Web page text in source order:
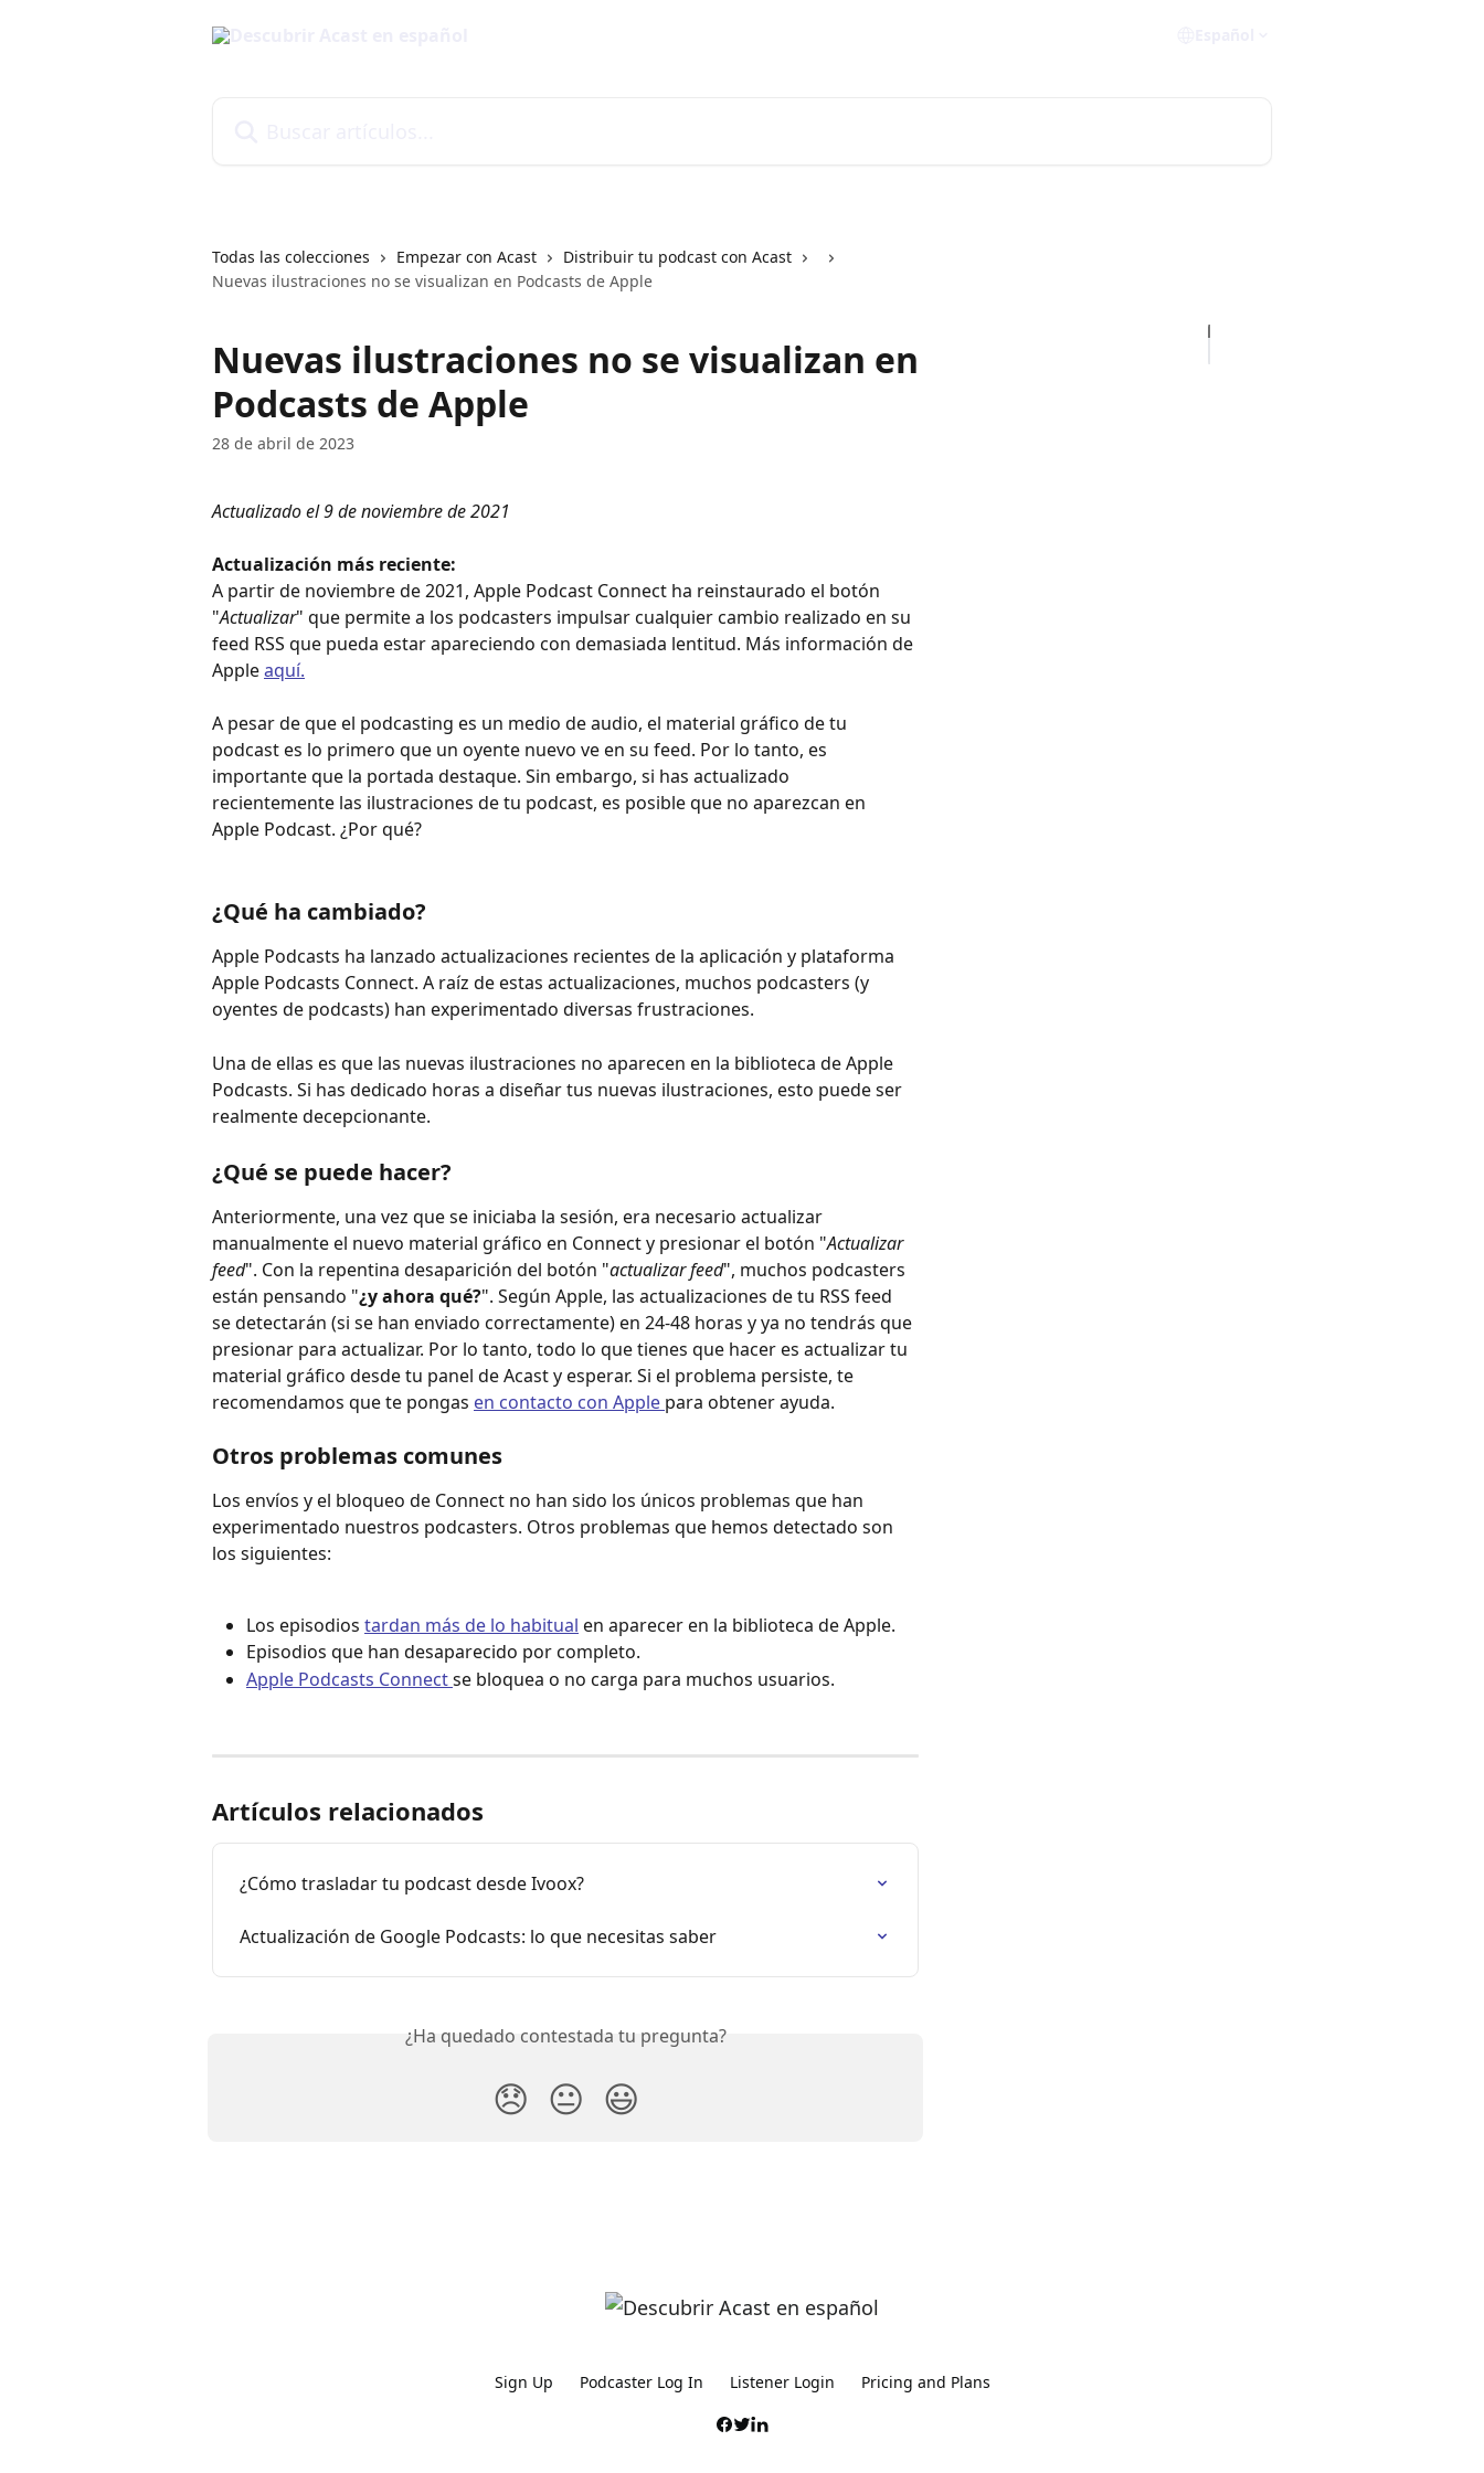
Todas las colecciones Empezar con Acast
Distribuir tu podcast con Acast
Nuevas ilustraciones no se visualizan en Podcasts de Apple
Nuevas ilustraciones no se visualizan en
Podcasts de Apple
28 de abril de 2023
Actualizado el 9 de noviembre de 2021
Actualización más reciente:
A partir de noviembre de 2021, Apple Podcast Connect ha reinstaurado el botón
"Actualizar" que permite a los podcasters impulsar cualquier cambio realizado en su
feed RSS que pueda estar apareciendo con demasiada lentitud. Más información de
Apple aquí.
A pesar de que el podcasting es un medio de audio, el material gráfico de tu
podcast es lo primero que un oyente nuevo ve en su feed. Por lo tanto, es
importante que la portada destaque. Sin embargo, si has actualizado
recientemente las ilustraciones de tu podcast, es posible que no aparezcan en
Apple Podcast. ¿Por qué?
¿Qué ha cambiado?
Apple Podcasts ha lanzado actualizaciones recientes de la aplicación y plataforma
Apple Podcasts Connect. A raíz de estas actualizaciones, muchos podcasters (y
oyentes de podcasts) han experimentado diversas frustraciones.
Una de ellas es que las nuevas ilustraciones no aparecen en la biblioteca de Apple
Podcasts. Si has dedicado horas a diseñar tus nuevas ilustraciones, esto puede ser
realmente decepcionante.
¿Qué se puede hacer?
Anteriormente, una vez que se iniciaba la sesión, era necesario actualizar
manualmente el nuevo material gráfico en Connect y presionar el botón "Actualizar
feed". Con la repentina desaparición del botón "actualizar feed", muchos podcasters
están pensando "¿y ahora qué?". Según Apple, las actualizaciones de tu RSS feed
se detectarán (si se han enviado correctamente) en 24-48 horas y ya no tendrás que
presionar para actualizar. Por lo tanto, todo lo que tienes que hacer es actualizar tu
material gráfico desde tu panel de Acast y esperar. Si el problema persiste, te
recomendamos que te pongas en contacto con Apple para obtener ayuda.
Otros problemas comunes
Los envíos y el bloqueo de Connect no han sido los únicos problemas que han
experimentado nuestros podcasters. Otros problemas que hemos detectado son
los siguientes:
Los episodios tardan más de lo habitual en aparecer en la biblioteca de Apple.
Episodios que han desaparecido por completo.
Apple Podcasts Connect se bloquea o no carga para muchos usuarios.
Artículos relacionados
¿Cómo trasladar tu podcast desde Ivoox?
Actualización de Google Podcasts: lo que necesitas saber
¿Ha quedado contestada tu pregunta?
😞 😐 😃
Sign Up Podcaster Log In Listener Login Pricing and Plans